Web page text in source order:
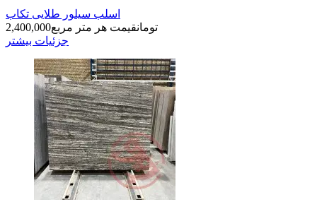
اسلب سیلور طلایی تکاب
2,400,000
تومانقیمت هر متر مربع
جزئیات بیشتر